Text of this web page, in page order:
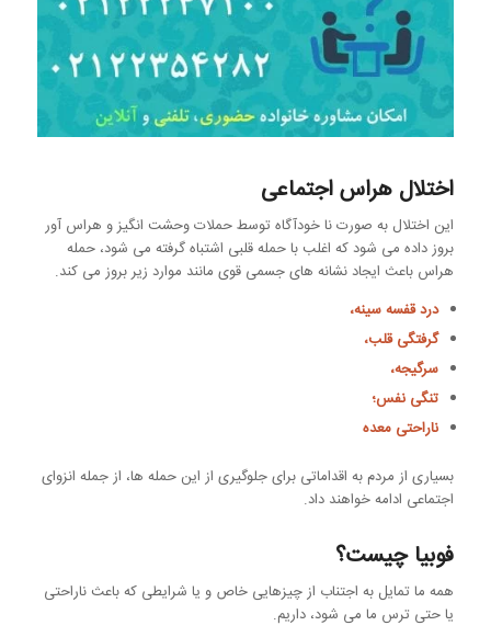
اختلال هراس اجتماعی
این اختلال به صورت نا خودآگاه توسط حملات وحشت انگیز و هراس آور
بروز داده می شود که اغلب با حمله قلبی اشتباه گرفته می شود، حمله
هراس باعث ایجاد نشانه های جسمی قوی مانند موارد زیر بروز می کند.
درد قفسه سینه،
گرفتگی قلب،
سرگیجه،
تنگی نفس؛
ناراحتی معده
بسیاری از مردم به اقداماتی برای جلوگیری از این حمله ها، از جمله انزوای
اجتماعی ادامه خواهند داد.
فوبیا چیست؟
همه ما تمایل به اجتناب از چیزهایی خاص و یا شرایطی که باعث ناراحتی
یا حتی ترس ما می شود، داریم.